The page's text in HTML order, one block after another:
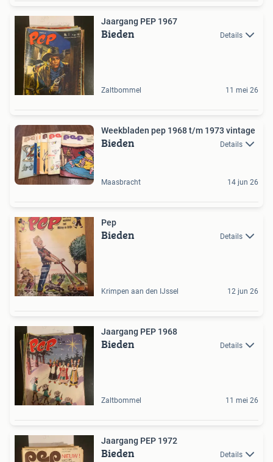
Jaargang PEP 1967
Bieden Details
Zaltbommel 11 mei 26
Weekbladen pep 1968 t/m 1973 vintage
Bieden Details
Maasbracht 14 jun 26
Pep
Bieden Details
Krimpen aan den IJssel 12 jun 26
Jaargang PEP 1968
Bieden Details
Zaltbommel 11 mei 26
Jaargang PEP 1972
Bieden Details